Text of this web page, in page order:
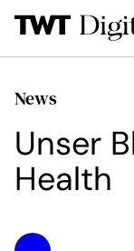
News
Unser
Health